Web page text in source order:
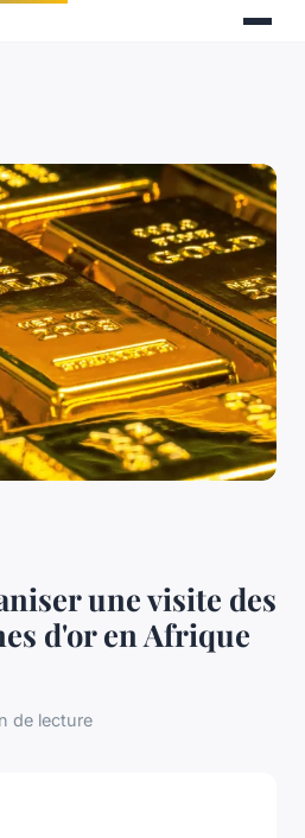
une visite des
d'or en Afrique
de lecture